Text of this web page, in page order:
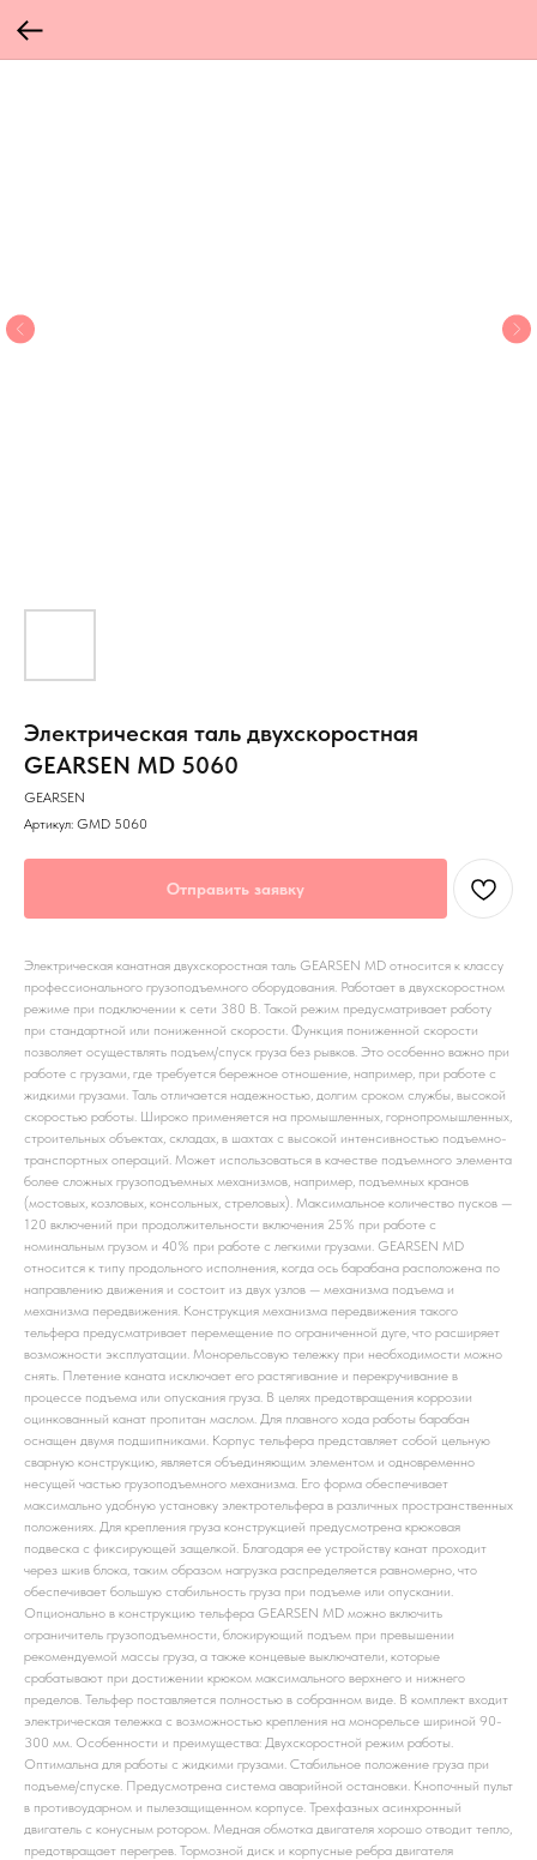
Электрическая таль двухскоростная
GEARSEN MD 5060
GEARSEN
Артикул: GMD 5060
Отправить заявку
Электрическая канатная двухскоростная таль GEARSEN MD относится к классу
профессионального грузоподъемного оборудования. Работает в двухскоростном
режиме при подключении к сети 380 В. Такой режим предусматривает работу
при стандартной или пониженной скорости. Функция пониженной скорости
позволяет осуществлять подъем/спуск груза без рывков. Это особенно важно при
работе с грузами, где требуется бережное отношение, например, при работе с
жидкими грузами. Таль отличается надежностью, долгим сроком службы, высокой
скоростью работы. Широко применяется на промышленных, горнопромышленных,
строительных объектах, складах, в шахтах с высокой интенсивностью подъемно-
транспортных операций. Может использоваться в качестве подъемного элемента
более сложных грузоподъемных механизмов, например, подъемных кранов
(мостовых, козловых, консольных, стреловых). Максимальное количество пусков —
120 включений при продолжительности включения 25% при работе с
номинальным грузом и 40% при работе с легкими грузами. GEARSEN MD
относится к типу продольного исполнения, когда ось барабана расположена по
направлению движения и состоит из двух узлов — механизма подъема и
механизма передвижения. Конструкция механизма передвижения такого
тельфера предусматривает перемещение по ограниченной дуге, что расширяет
возможности эксплуатации. Монорельсовую тележку при необходимости можно
снять. Плетение каната исключает его растягивание и перекручивание в
процессе подъема или опускания груза. В целях предотвращения коррозии
оцинкованный канат пропитан маслом. Для плавного хода работы барабан
оснащен двумя подшипниками. Корпус тельфера представляет собой цельную
сварную конструкцию, является объединяющим элементом и одновременно
несущей частью грузоподъемного механизма. Его форма обеспечивает
максимально удобную установку электротельфера в различных пространственных
положениях. Для крепления груза конструкцией предусмотрена крюковая
подвеска c фиксирующей защелкой. Благодаря ее устройству канат проходит
через шкив блока, таким образом нагрузка распределяется равномерно, что
обеспечивает большую стабильность груза при подъеме или опускании.
Опционально в конструкцию тельфера GEARSEN MD можно включить
ограничитель грузоподъемности, блокирующий подъем при превышении
рекомендуемой массы груза, а также концевые выключатели, которые
срабатывают при достижении крюком максимального верхнего и нижнего
пределов. Тельфер поставляется полностью в собранном виде. В комплект входит
электрическая тележка с возможностью крепления на монорельсе шириной 90-
300 мм. Особенности и преимущества: Двухскоростной режим работы.
Оптимальна для работы с жидкими грузами. Стабильное положение груза при
подъеме/спуске. Предусмотрена система аварийной остановки. Кнопочный пульт
в противоударном и пылезащищенном корпусе. Трехфазных асинхронный
двигатель с конусным ротором. Медная обмотка двигателя хорошо отводит тепло,
предотвращает перегрев. Тормозной диск и корпусные ребра двигателя